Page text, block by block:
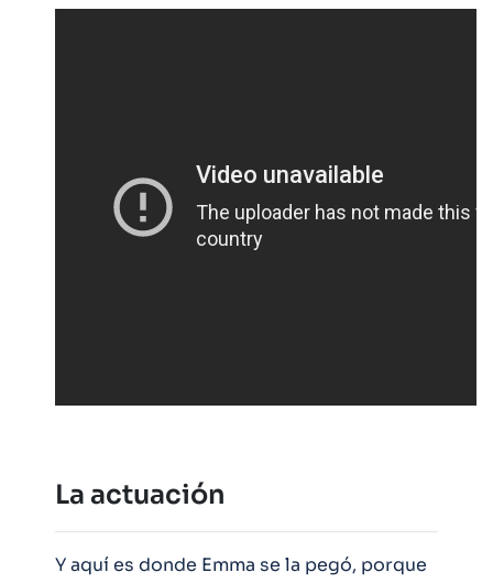
La actuación
Y aquí es donde Emma se la pegó, porque